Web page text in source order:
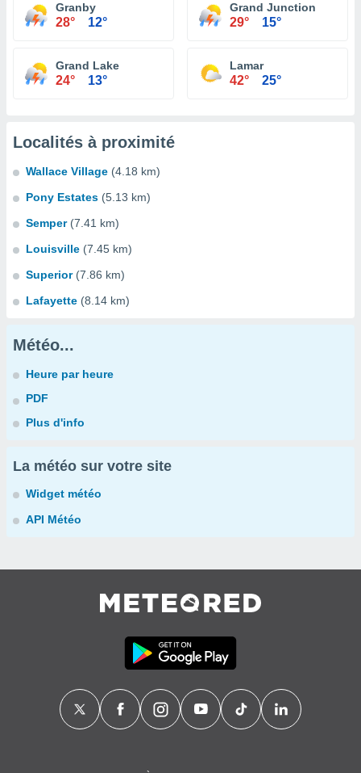
Granby
28° 12°
Grand Junction
29° 15°
Grand Lake
24° 13°
Lamar
42° 25°
Localités à proximité
Wallace Village (4.18 km)
Pony Estates (5.13 km)
Semper (7.41 km)
Louisville (7.45 km)
Superior (7.86 km)
Lafayette (8.14 km)
Météo...
Heure par heure
PDF
Plus d'info
La météo sur votre site
Widget météo
API Météo